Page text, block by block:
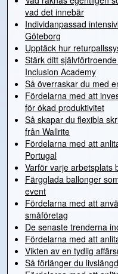
vad det innebär
Individanpassad
Göteborg
Upptäck hur
Stärk ditt
Inclusion Academy
Så överraskar du med
Fördelarna med att
för ökad produktivitet
Så skapar du flexibla
från Wallrite
Fördelarna med att
Portugal
Varför varje arbetsplats
Färgglada ballonger
event
Fördelarna med att
småföretag
De senaste trenderna
Fördelarna med att
Vikten av en tydlig
Så förlänger du